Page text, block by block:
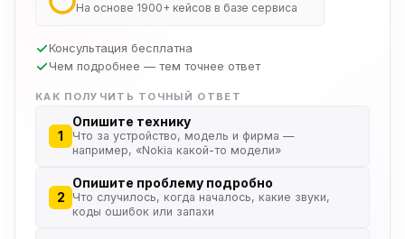
На основе 1900+ кейсов в базе сервиса
Консультация бесплатна
Чем подробнее — тем точнее ответ
КАК ПОЛУЧИТЬ ТОЧНЫЙ ОТВЕТ
1
Опишите технику
Что за устройство, модель и фирма —
например, «Nokia какой-то модели»
2
Опишите проблему подробно
Что случилось, когда началось, какие звуки,
коды ошибок или запахи